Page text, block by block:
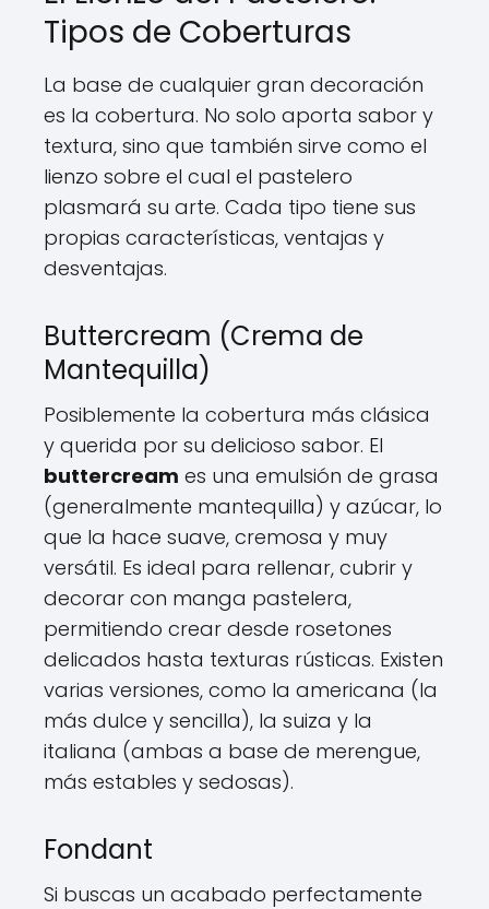
Tipos de Coberturas
La base de cualquier gran decoración
es la cobertura. No solo aporta sabor y
textura, sino que también sirve como el
lienzo sobre el cual el pastelero
plasmará su arte. Cada tipo tiene sus
propias características, ventajas y
desventajas.
Buttercream (Crema de
Mantequilla)
Posiblemente la cobertura más clásica
y querida por su delicioso sabor. El
buttercream es una emulsión de grasa
(generalmente mantequilla) y azúcar, lo
que la hace suave, cremosa y muy
versátil. Es ideal para rellenar, cubrir y
decorar con manga pastelera,
permitiendo crear desde rosetones
delicados hasta texturas rústicas. Existen
varias versiones, como la americana (la
más dulce y sencilla), la suiza y la
italiana (ambas a base de merengue,
más estables y sedosas).
Fondant
Si buscas un acabado perfectamente